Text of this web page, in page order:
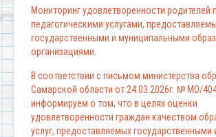
Мониторинг удовлетворенности родителей
педагогическими услугами,
государственными и муниципальными
организациями.
В соответствии с письмом министерства
Самарской области от 24.03.2026г. № МО/
информируем о том, что в целях оценки
удовлетворенности граждан качеством
услуг, предоставляемых государственными